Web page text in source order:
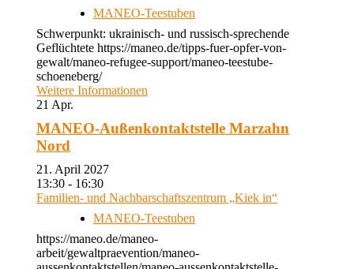
MANEO-Teestuben
Schwerpunkt: ukrainisch- und russisch-sprechende
Geflüchtete https://maneo.de/tipps-fuer-opfer-von-
gewalt/maneo-refugee-support/maneo-teestube-
schoeneberg/
Weitere Informationen
21 Apr.
MANEO-Außenkontaktstelle Marzahn
Nord
21. April 2027
13:30 - 16:30
Familien- und Nachbarschaftszentrum „Kiek in“
MANEO-Teestuben
https://maneo.de/maneo-
arbeit/gewaltpraevention/maneo-